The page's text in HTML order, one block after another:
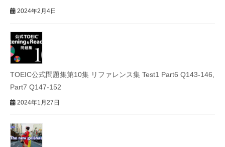
2024年2月4日
TOEIC公式問題集第10集 リファレンス集 Test1 Part6 Q143-146,
Part7 Q147-152
2024年1月27日